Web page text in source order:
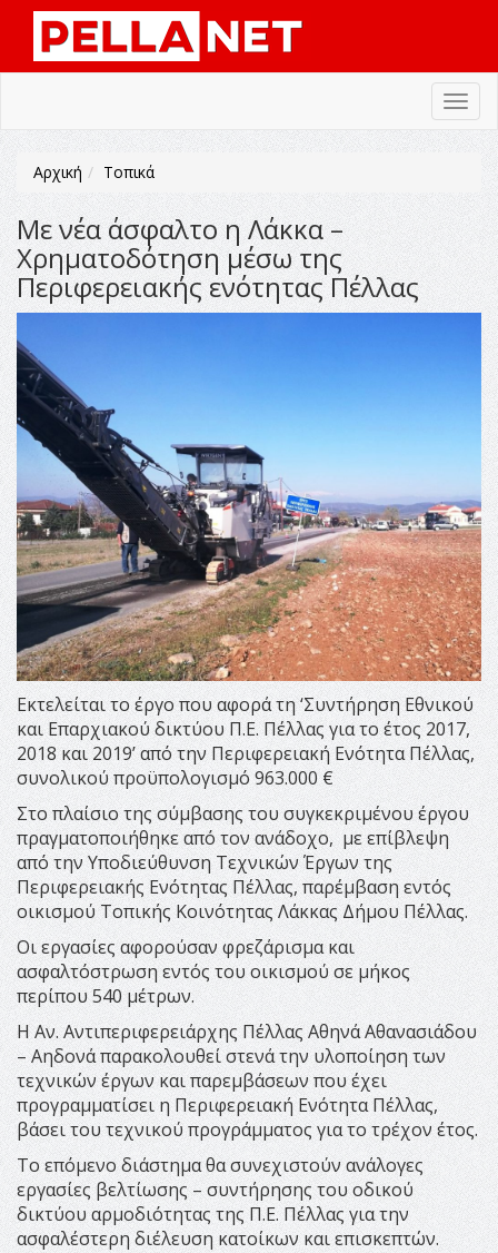
Αρχική Τοπικά
Με νέα άσφαλτο η Λάκκα –
Χρηματοδότηση μέσω της
Περιφερειακής ενότητας Πέλλας
Εκτελείται το έργο που αφορά τη ‘Συντήρηση Εθνικού
και Επαρχιακού δικτύου Π.Ε. Πέλλας για το έτος 2017,
2018 και 2019’ από την Περιφερειακή Ενότητα Πέλλας,
συνολικού προϋπολογισμό 963.000 €
Στο πλαίσιο της σύμβασης του συγκεκριμένου έργου
πραγματοποιήθηκε από τον ανάδοχο, με επίβλεψη
από την Υποδιεύθυνση Τεχνικών Έργων της
Περιφερειακής Ενότητας Πέλλας, παρέμβαση εντός
οικισμού Τοπικής Κοινότητας Λάκκας Δήμου Πέλλας.
Οι εργασίες αφορούσαν φρεζάρισμα και
ασφαλτόστρωση εντός του οικισμού σε μήκος
περίπου 540 μέτρων.
Η Αν. Αντιπεριφερειάρχης Πέλλας Αθηνά Αθανασιάδου
– Αηδονά παρακολουθεί στενά την υλοποίηση των
τεχνικών έργων και παρεμβάσεων που έχει
προγραμματίσει η Περιφερειακή Ενότητα Πέλλας,
βάσει του τεχνικού προγράμματος για το τρέχον έτος.
Το επόμενο διάστημα θα συνεχιστούν ανάλογες
εργασίες βελτίωσης – συντήρησης του οδικού
δικτύου αρμοδιότητας της Π.Ε. Πέλλας για την
ασφαλέστερη διέλευση κατοίκων και επισκεπτών.